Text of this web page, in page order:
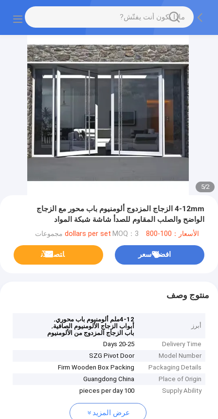
2
/
5
4-12mm الزجاج المزدوج ألومنيوم باب محور مع الزجاج
الواضح والصلب المقاوم للصدأ شاشة شبكة المواد
الأسعار：100-800 dollars per set MOQ：3 مجموعات
افضل سعر ﺎﺘﺼﻟ ﺍﻶﻧ
منتوج وصف
أبرز
4-12ملم ألومنيوم باب محوري
,
أبواب الزجاج الألومنيوم الصافية,
باب الزجاج المزدوج من الألومنيوم
Delivery Time
20-25 Days
Model Number
SZG Pivot Door
Packaging Details
Firm Wooden Box Packing
Place of Origin
Guangdong China
Supply Ability
100 pieces per day
عرض المزيد